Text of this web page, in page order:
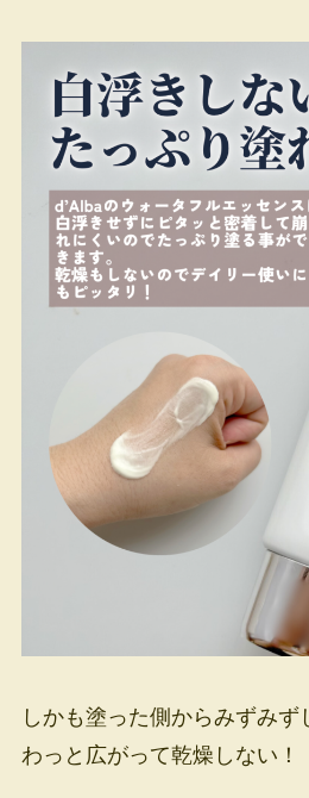
しかも塗った側からみずみず
わっと広がって乾燥しない！